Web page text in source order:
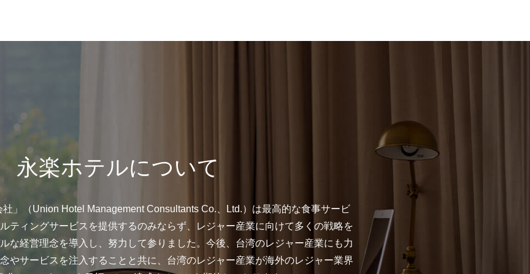
永楽ホテルについて
社」（Union Hotel Management Consultants Co.、Ltd.）は最高的な食事サービ
ティングサービスを提供するのみならず、レジャー産業に向けて多くの戦略を
な経営理念を導入し、努力して参りました。今後、台湾のレジャー産業にも力
やサービスを注入することと共に、台湾のレジャー産業が海外のレジャー業界